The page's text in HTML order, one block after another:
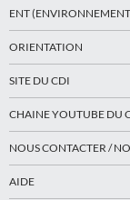
ENT
ORIENTATION
SITE DU CDI
CHAINE YOUTUBE DU
NOUS CONTACTER /
AIDE